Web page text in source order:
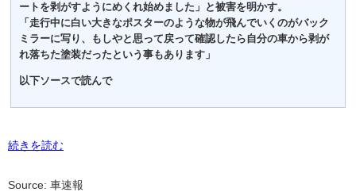
ートを剥がすようにめくれ始めました」と被害を明かす。
「走行中に白い大きなポスターのような物が飛んでいくのがバック
ミラーに写り、もしやと思って戻って確認したら自分の車から剥が
れ落ちた塗装だったという事もあります」
以下ソースで読んで
続きを読む
Source: 車速報